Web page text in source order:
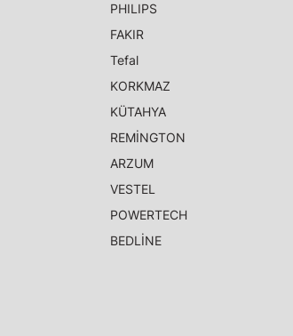
PHILIPS
FAKIR
Tefal
KORKMAZ
KÜTAHYA
REMİNGTON
ARZUM
VESTEL
POWERTECH
BEDLİNE